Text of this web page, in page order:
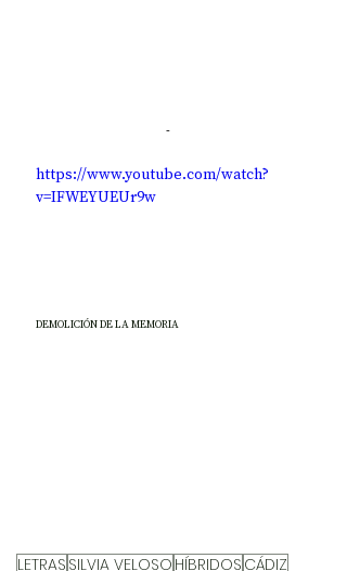
-
https://www.youtube.com/watch?
v=IFWEYUEUr9w
DEMOLICIÓN DE LA MEMORIA
LETRAS SILVIA VELOSO HÍBRIDOS CÁDIZ